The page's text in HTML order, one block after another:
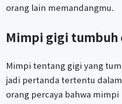
orang lain memandangmu.
Mimpi gigi tumbuh
Mimpi tentang gigi yang
jadi pertanda tertentu
orang percaya bahwa